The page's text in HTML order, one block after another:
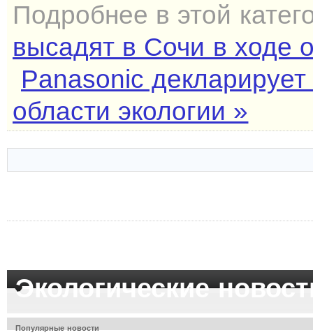
Подробнее в этой
высадят в Сочи в ходе
Panasonic
области экологии »
Экологические
Популярные новости